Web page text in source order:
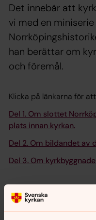
Det innebär att
vi med en
han berättar om
och föremål.
Klicka på länkarna för
Del 1. Om slottet
plats innan kyrkan.
Del 2. Om bildandet av
Del 3. Om